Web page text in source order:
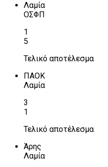
Λαμία
ΟΣΦΠ
1
5
Τελικό αποτέλεσμα
ΠΑΟΚ
Λαμία
3
1
Τελικό αποτέλεσμα
Άρης
Λαμία